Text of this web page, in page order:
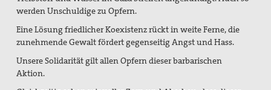
werden Unschuldige zu Opfern.
Eine Lösung friedlicher Koexistenz rückt in weite Ferne, die
zunehmende Gewalt fördert gegenseitig Angst und Hass.
Unsere Solidarität gilt allen Opfern dieser barbarischen
Aktion.